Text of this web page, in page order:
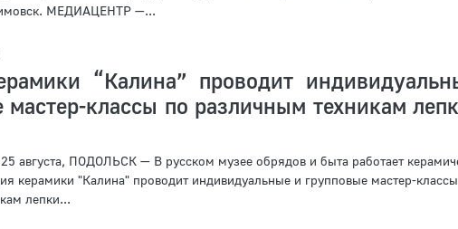
МЕДИАЦЕНТР —...
“Калина” проводит
мастер-классы по различным техникам
августа, ПОДОЛЬСК — В русском музее обрядов и быта работает
керамики "Калина" проводит индивидуальные и групповые мастер-
лепки...